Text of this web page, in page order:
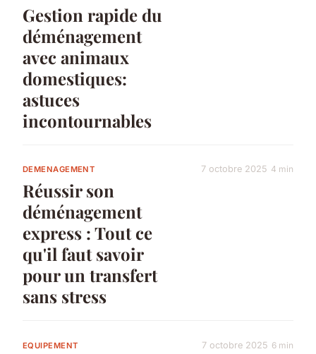
Gestion rapide du
déménagement
avec animaux
domestiques:
astuces
incontournables
DEMENAGEMENT
Réussir son
déménagement
express : Tout ce
qu'il faut savoir
pour un transfert
sans stress
7 octobre 2025 4 min
EQUIPEMENT 7 octobre 2025 6 min